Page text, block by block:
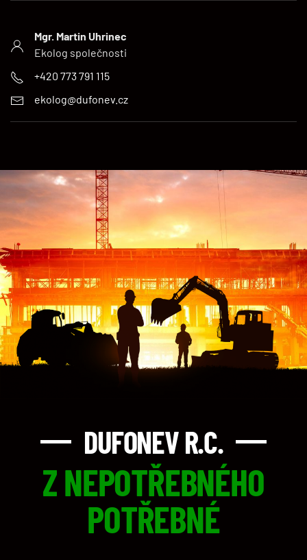
Mgr. Martin Uhrinec
Ekolog společnosti
+420 773 791 115
ekolog@dufonev.cz
DUFONEV R.C.
Z NEPOTŘEBNÉHO
POTŘEBNÉ